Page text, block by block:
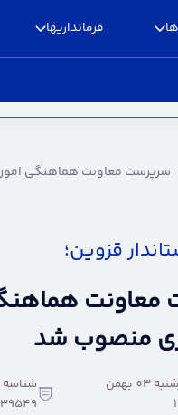
فرمانداریها
امور عمرانی
سرپرست معاونت هماهنگی
قزوین؛
منصوب شد
چهارشنبه 03 بهمن